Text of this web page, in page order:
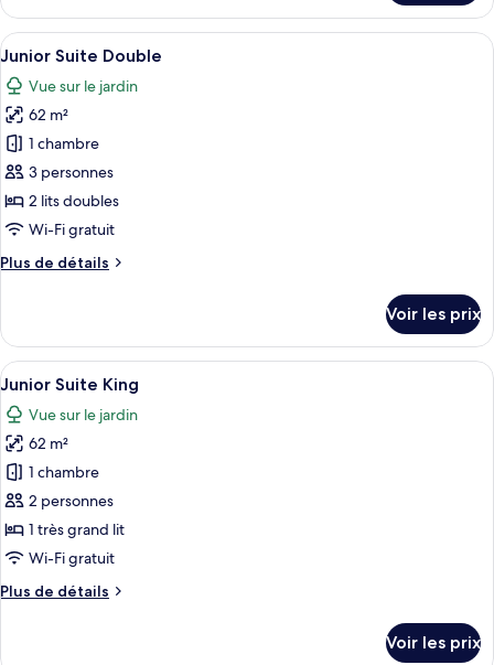
View
King
le
type
de
Junior
Suite
Garden
View
King
Afficher
toutes
les
photos
pour
ce
type
de
chambre :
Junior
Une chambre d’hôtel moderne
3
Junior Suite Double
Vue sur le jardin
62 m²
1 chambre
3 personnes
2 lits doubles
Wi-Fi gratuit
Plus de détails
Plus
le
type
de
Junior
Suite
Double
Voir les prix
Afficher
toutes
les
photos
pour
ce
type
de
chambre :
Junior
Une chambre d’hôtel moderne
2
Junior Suite King
Vue sur le jardin
62 m²
1 chambre
2 personnes
1 très grand lit
Wi-Fi gratuit
Plus de détails
Plus
Voir les prix